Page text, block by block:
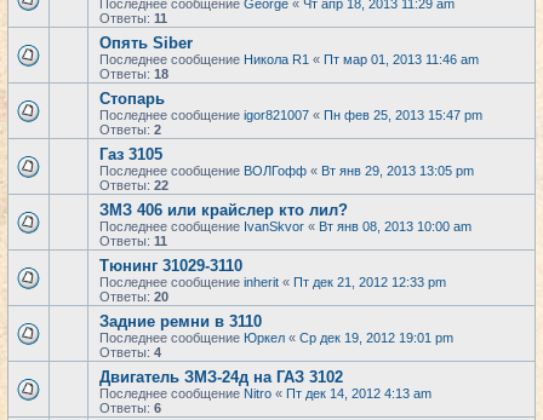
Последнее сообщение George « Чт апр 18, 2013 11:29 am
Ответы: 11
Опять Siber
Последнее сообщение Никола R1 « Пт мар 01, 2013 11:46 am
Ответы: 18
Стопарь
Последнее сообщение igor821007 « Пн фев 25, 2013 15:47 pm
Ответы: 2
Газ 3105
Последнее сообщение ВОЛГофф « Вт янв 29, 2013 13:05 pm
Ответы: 22
ЗМЗ 406 или крайслер кто лил?
Последнее сообщение IvanSkvor « Вт янв 08, 2013 10:00 am
Ответы: 11
Тюнинг 31029-3110
Последнее сообщение inherit « Пт дек 21, 2012 12:33 pm
Ответы: 20
Задние ремни в 3110
Последнее сообщение Юркел « Ср дек 19, 2012 19:01 pm
Ответы: 4
Двигатель ЗМЗ-24д на ГАЗ 3102
Последнее сообщение Nitro « Пт дек 14, 2012 4:13 am
Ответы: 6